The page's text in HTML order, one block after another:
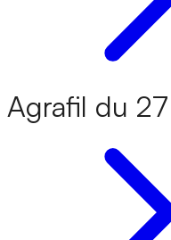
Agrafil du